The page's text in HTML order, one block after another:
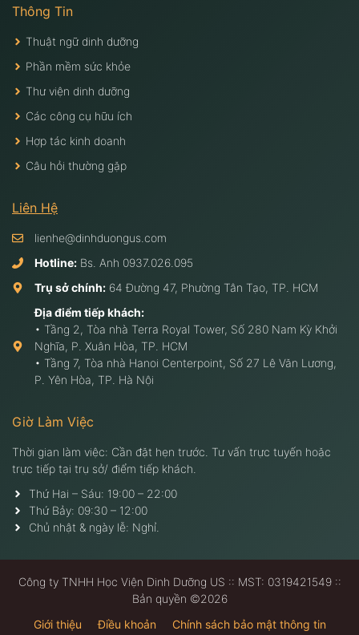
Thông Tin
Thuật ngữ dinh dưỡng
Phần mềm sức khỏe
Thư viện dinh dưỡng
Các công cụ hữu ích
Hợp tác kinh doanh
Câu hỏi thường gặp
Liên Hệ
lienhe@dinhduongus.com
Hotline: Bs. Anh 0937.026.095
Trụ sở chính: 64 Đường 47, Phường Tân Tạo, TP. HCM
Địa điểm tiếp khách:
• Tầng 2, Tòa nhà Terra Royal Tower, Số 280 Nam Kỳ Khởi
Nghĩa, P. Xuân Hòa, TP. HCM
• Tầng 7, Tòa nhà Hanoi Centerpoint, Số 27 Lê Văn Lương,
P. Yên Hòa, TP. Hà Nội
Giờ Làm Việc
Thời gian làm việc: Cần đặt hẹn trước. Tư vấn trực tuyến hoặc
trực tiếp tại trụ sở/ điểm tiếp khách.
Thứ Hai – Sáu: 19:00 – 22:00
Thứ Bảy: 09:30 – 12:00
Chủ nhật & ngày lễ: Nghỉ.
Công ty TNHH Học Viện Dinh Dưỡng US :: MST: 0319421549 ::
Bản quyền ©2026
Giới thiệu
Điều khoản
Chính sách bảo mật thông tin